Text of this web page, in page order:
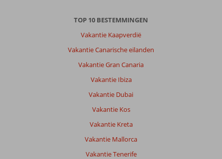
TOP 10 BESTEMMINGEN
Vakantie Kaapverdië
Vakantie Canarische eilanden
Vakantie Gran Canaria
Vakantie Ibiza
Vakantie Dubai
Vakantie Kos
Vakantie Kreta
Vakantie Mallorca
Vakantie Tenerife